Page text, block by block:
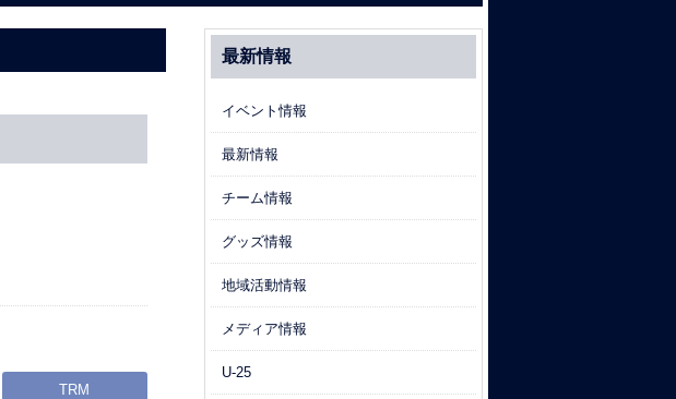
TRM
最新情報
イベント情報
最新情報
チーム情報
グッズ情報
地域活動情報
メディア情報
U-25